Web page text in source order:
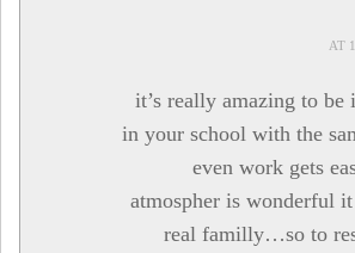
it’s really amazing to be
in your school with the
even work gets
atmospher is wonderful it
real familly…so to